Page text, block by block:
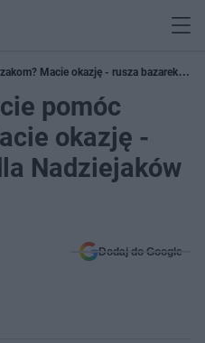
Macie okazję - rusza bazarek dla
pomóc
okazję -
Nadziejaków
Dodaj do Google